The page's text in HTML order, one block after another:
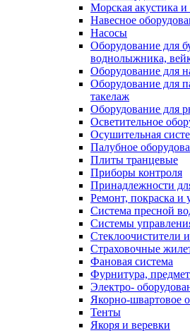
Морская акустика и
Навесное
Насосы
Оборудование для
воднолыжника,
Оборудование для
Оборудование для
такелаж
Оборудование для
Осветительное
Осушительная
Палубное
Плиты транцевые
Приборы контроля
Принадлежности
Ремонт, покраска и
Система пресной
Системы
Стеклоочистители и
Страховочные
Фановая система
Фурнитура,
Электро-
Якорно-швартовое
Тенты
Якоря и веревки